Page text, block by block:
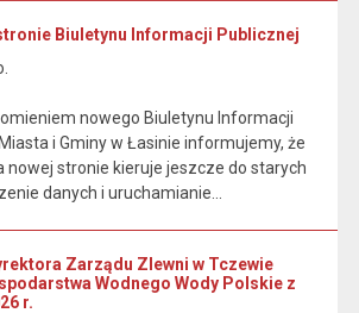
Biuletynu Informacji Publicznej
nowego Biuletynu Informacji
i Gminy w Łasinie informujemy, że
nowej stronie kieruje jeszcze do starych
danych i uruchamianie...
Zarządu Zlewni w Tczewie
Wodnego Wody Polskie z
r.